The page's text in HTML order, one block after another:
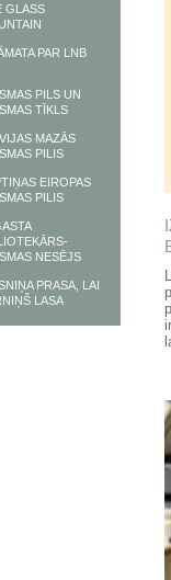
GLASS
PAR LNB
PILS UN
TĪKLS
MAZĀS
PILIS
EIROPAS
PILIS
NESĒJS
PRASA, LAI
LASA